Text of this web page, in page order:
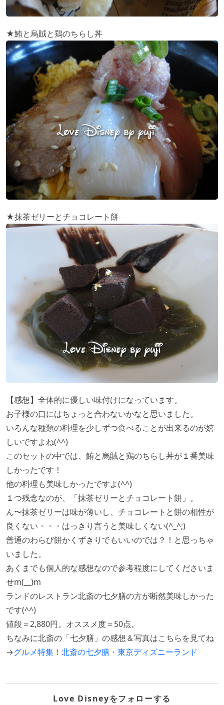
★鮪と烏賊と鶏のちらし丼
★抹茶ゼリーとチョコレート餅
【感想】全体的に優しい味付けになっています。
お子様の口にはちょっと合わないかなと思いました。
いろんな種類の料理を少しずつ食べることが出来るのが嬉
しいですよね(^^)
このセットの中では、鮪と烏賊と鶏のちらし丼が１番美味
しかったです！
他の料理も美味しかったですよ(^^)
１つ残念なのが、「抹茶ゼリーとチョコレート餅」。
ん〜抹茶ゼリーは味が薄いし、チョコレートと餅の相性が
良くない・・・はっきり言うと美味しくない(^_^;)
普通のわらび餅かくずきりでもいいのでは？！と思っちゃ
いました。
あくまでも個人的な感想なので参考程度にしてくださいま
せm(__)m
ランドのレストラン北斎の七夕膳の方が断然美味しかった
です(^^)
値段＝2,880円。オススメ度＝50点。
ちなみに北斎の「七夕膳」の感想＆写真はこちらを見てね
→グルメ特集！北斎の七夕膳・東京ディズニーランド
Love Disneyをフォローする